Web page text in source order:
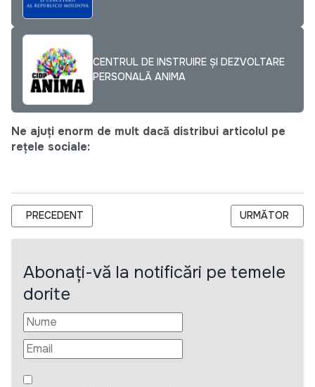
CENTRUL DE INSTRUIRE ȘI DEZVOLTARE
PERSONALĂ ANIMA
Ne ajuți enorm de mult dacă distribui articolul pe
rețele sociale:
ARTICOL PRECEDENT: CIDP ANIMA//ANTREPRENORIATUL
PRECEDENT ARTICOLUL
URMĂTOR
Abonați-vă la notificări pe temele
dorite